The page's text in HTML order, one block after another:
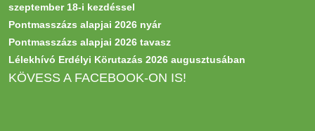
szeptember 18-i kezdéssel
Pontmasszázs alapjai 2026 nyár
Pontmasszázs alapjai 2026 tavasz
Lélekhívó Erdélyi Körutazás 2026 augusztusában
KÖVESS A FACEBOOK-ON IS!